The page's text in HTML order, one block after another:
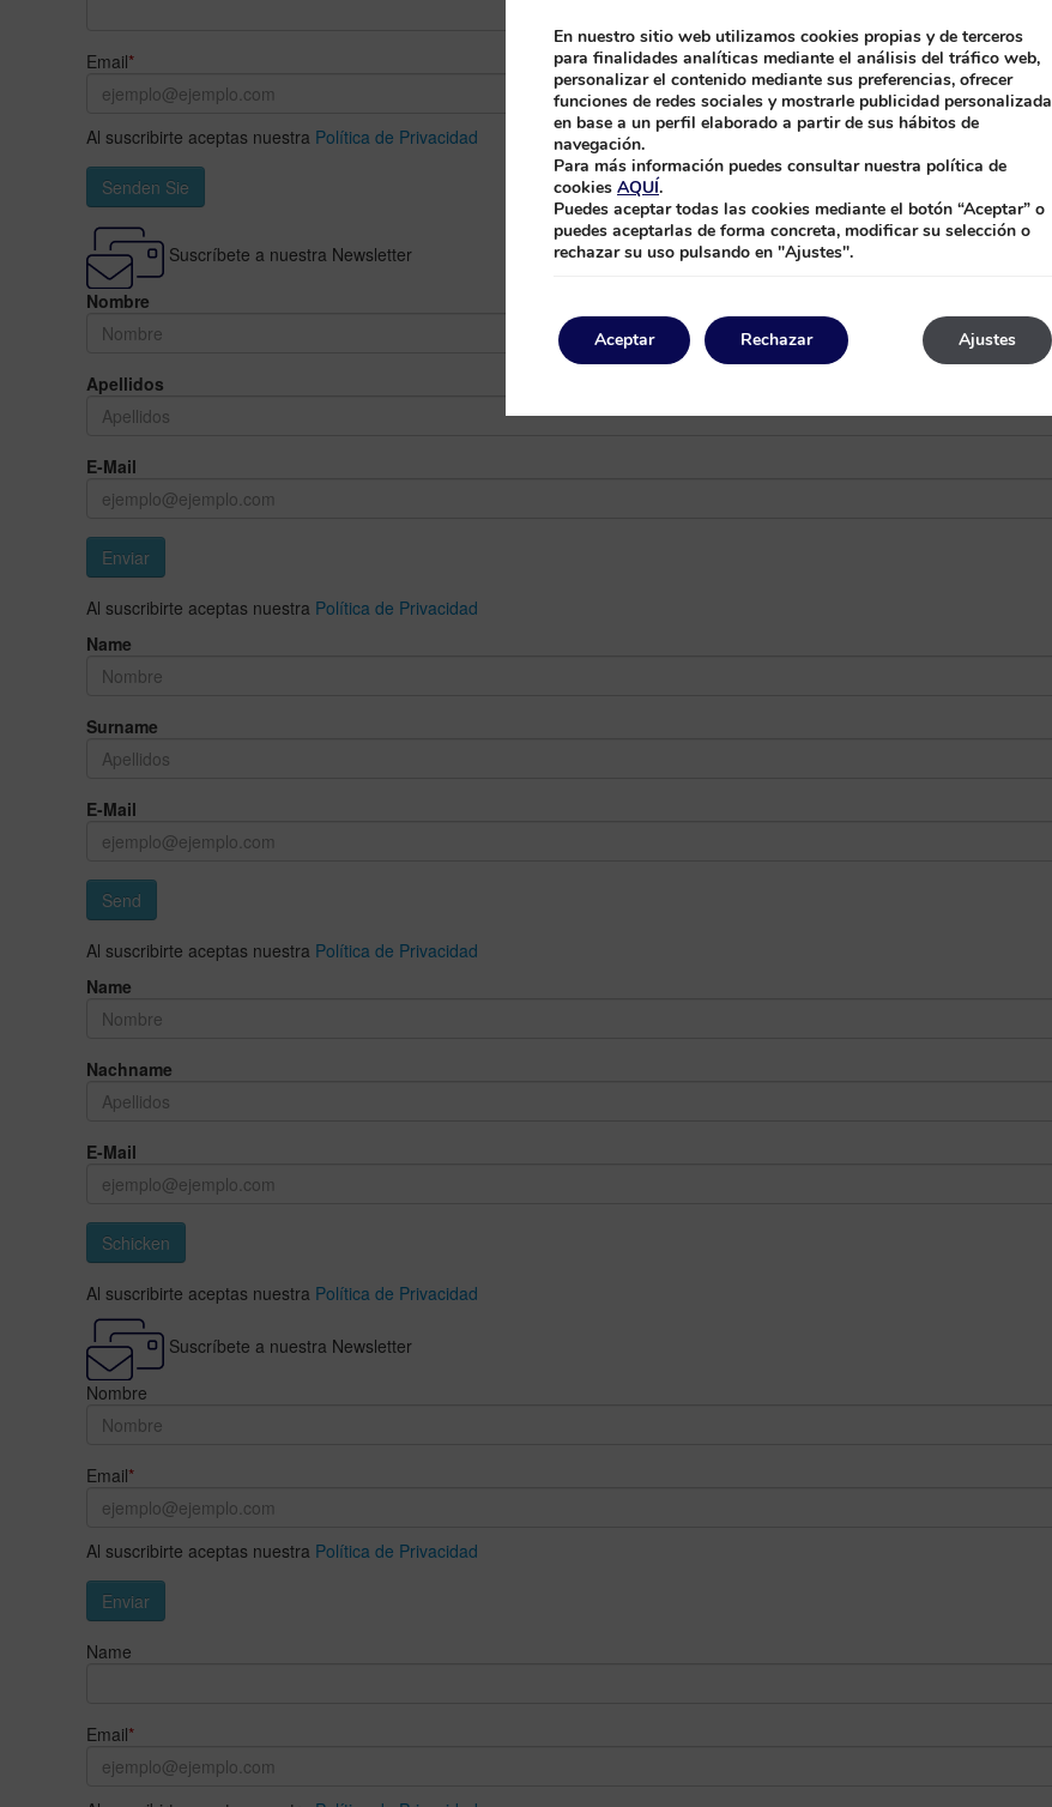
Email*
Al suscribirte aceptas nuestra Política de Privacidad
Senden Sie
Suscríbete a nuestra Newsletter
Nombre
Apellidos
E-Mail
Enviar
Al suscribirte aceptas nuestra Política de Privacidad
Name
Surname
E-Mail
Send
Al suscribirte aceptas nuestra Política de Privacidad
Name
Nachname
E-Mail
Schicken
Al suscribirte aceptas nuestra Política de Privacidad
Suscríbete a nuestra Newsletter
Nombre
Email*
Al suscribirte aceptas nuestra Política de Privacidad
Enviar
Name
Email*
En nuestro sitio web utilizamos cookies propias y de terceros
para finalidades analíticas mediante el análisis del tráfico web,
personalizar el contenido mediante sus preferencias, ofrecer
funciones de redes sociales y mostrarle publicidad personalizada
en base a un perfil elaborado a partir de sus hábitos de
navegación.
Para más información puedes consultar nuestra política de
cookies AQUÍ.
Puedes aceptar todas las cookies mediante el botón “Aceptar” o
puedes aceptarlas de forma concreta, modificar su selección o
rechazar su uso pulsando en "Ajustes".
Aceptar Ajustes
Rechazar